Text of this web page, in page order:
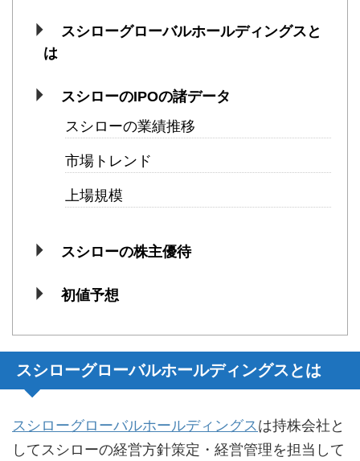
スシローグローバルホールディングスと
は
スシローのIPOの諸データ
スシローの業績推移
市場トレンド
上場規模
スシローの株主優待
初値予想
スシローグローバルホールディングスとは
スシローグローバルホールディングス は持株会社と
してスシローの経営方針策定・経営管理を担当して